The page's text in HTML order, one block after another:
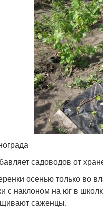
садоводов от
осенью только во
с наклоном на юг в
саженцы.